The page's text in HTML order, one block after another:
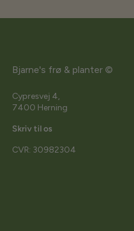
Bjarne's frø & planter ©
Cypresvej 4,
7400 Herning
Skriv til os
CVR: 30982304